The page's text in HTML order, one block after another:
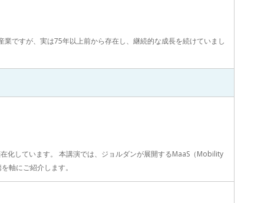
ですが、実は75年以上前から存在し、継続的な成長を続けていまし
化しています。 本講演では、ジョルダンが展開するMaaS（Mobility
軸にご紹介します。